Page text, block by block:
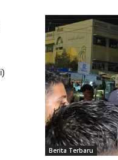
Berita Terbaru